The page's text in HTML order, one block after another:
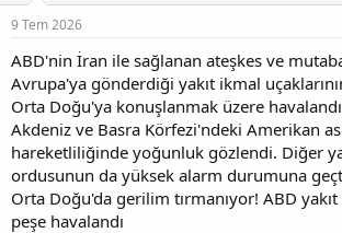
u
b
a
l
a
t
a
n
g
ı
ç
a
r
i
h
i
9 Tem 2026
ABD'nin İran ile sağlanan ateşkes ve
Avrupa'ya gönderdiği yakıt ikmal
Orta Doğu'ya konuşlanmak üzere
Akdeniz ve Basra Körfezi'ndeki Amerikan
hareketliliğinde yoğunluk gözlendi. Diğer
ordusunun da yüksek alarm durumuna
Orta Doğu'da gerilim tırmanıyor! ABD
peşe havalandı